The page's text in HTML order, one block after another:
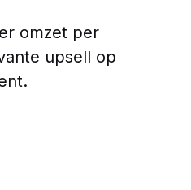
omzet per
upsell op